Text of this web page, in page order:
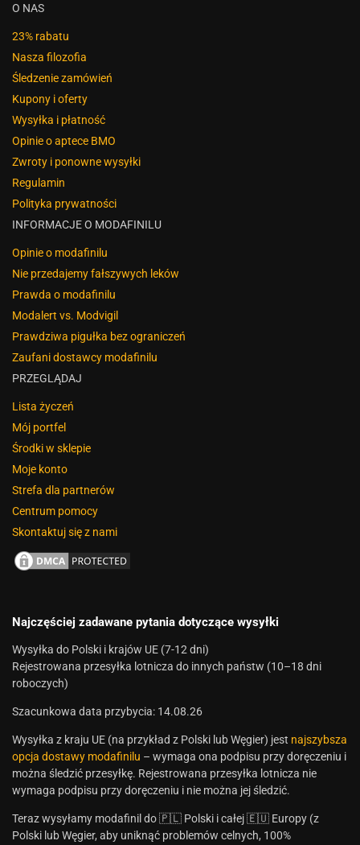
O NAS
23% rabatu
Nasza filozofia
Śledzenie zamówień
Kupony i oferty
Wysyłka i płatność
Opinie o aptece BMO
Zwroty i ponowne wysyłki
Regulamin
Polityka prywatności
INFORMACJE O MODAFINILU
Opinie o modafinilu
Nie przedajemy fałszywych leków
Prawda o modafinilu
Modalert vs. Modvigil
Prawdziwa pigułka bez ograniczeń
Zaufani dostawcy modafinilu
PRZEGLĄDAJ
Lista życzeń
Mój portfel
Środki w sklepie
Moje konto
Strefa dla partnerów
Centrum pomocy
Skontaktuj się z nami
Najczęściej zadawane pytania dotyczące wysyłki
Wysyłka do Polski i krajów UE (7-12 dni)
Rejestrowana przesyłka lotnicza do innych państw (10–18 dni
roboczych)
Szacunkowa data przybycia: 14.08.26
Wysyłka z kraju UE (na przykład z Polski lub Węgier) jest najszybsza
opcja dostawy modafinilu – wymaga ona podpisu przy doręczeniu i
można śledzić przesyłkę. Rejestrowana przesyłka lotnicza nie
wymaga podpisu przy doręczeniu i nie można jej śledzić.
Teraz wysyłamy modafinil do 🇵🇱 Polski i całej 🇪🇺 Europy (z
Polski lub Węgier, aby uniknąć problemów celnych, 100%